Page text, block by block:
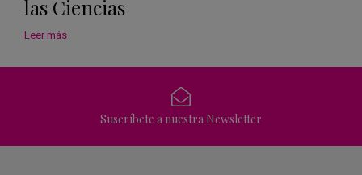
las Ciencias
Leer más
Suscríbete a nuestra Newsletter